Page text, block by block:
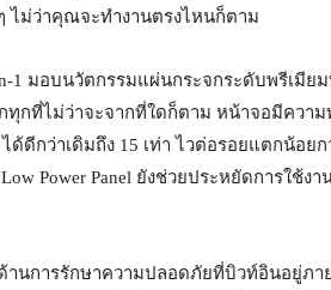
ไม่ว่าคุณจะทำงานตรงไหนก็ตาม
1 มอบนวัตกรรมแผ่นกระจกระดับพรีเมีย
ทุกที่ไม่ว่าจะจากที่ใดก็ตาม หน้าจอมีควา
ด้ดีกว่าเดิมถึง 15 เท่า ไวต่อรอยแตกน้อยก
Power Panel ยังช่วยประหยัดการใช้ง
นการรักษาความปลอดภัยที่บิวท์อินอยู่ภา